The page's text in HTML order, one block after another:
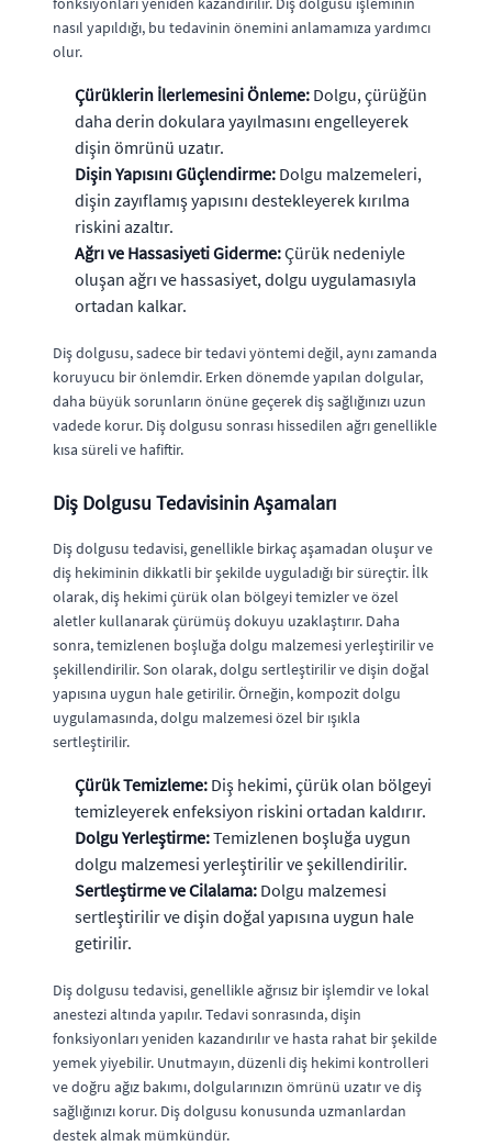
nasıl yapıldığı, bu tedavinin önemini anlamamıza yardımcı
olur.
Çürüklerin İlerlemesini Önleme: Dolgu, çürüğün
daha derin dokulara yayılmasını engelleyerek
dişin ömrünü uzatır.
Dişin Yapısını Güçlendirme: Dolgu malzemeleri,
dişin zayıflamış yapısını destekleyerek kırılma
riskini azaltır.
Ağrı ve Hassasiyeti Giderme:Çürük nedeniyle
oluşan ağrı ve hassasiyet, dolgu uygulamasıyla
ortadan kalkar.
Diş dolgusu, sadece bir tedavi yöntemi değil, aynı zamanda
koruyucu bir önlemdir. Erken dönemde yapılan dolgular,
daha büyük sorunların önüne geçerek diş sağlığınızı uzun
vadede korur. Diş dolgusu sonrası hissedilen ağrı genellikle
kısa süreli ve hafiftir.
Diş Dolgusu Tedavisinin Aşamaları
Diş dolgusu tedavisi, genellikle birkaç aşamadan oluşur ve
diş hekiminin dikkatli bir şekilde uyguladığı bir süreçtir. İlk
olarak, diş hekimi çürük olan bölgeyi temizler ve özel
aletler kullanarak çürümüş dokuyu uzaklaştırır. Daha
sonra, temizlenen boşluğa dolgu malzemesi yerleştirilir ve
şekillendirilir. Son olarak, dolgu sertleştirilir ve dişin doğal
yapısına uygun hale getirilir. Örneğin, kompozit dolgu
uygulamasında, dolgu malzemesi özel bir ışıkla
sertleştirilir.
Çürük Temizleme: Diş hekimi, çürük olan bölgeyi
temizleyerek enfeksiyon riskini ortadan kaldırır.
Dolgu Yerleştirme:Temizlenen boşluğa uygun
dolgu malzemesi yerleştirilir ve şekillendirilir.
Sertleştirme ve Cilalama: Dolgu malzemesi
sertleştirilir ve dişin doğal yapısına uygun hale
getirilir.
Diş dolgusu tedavisi, genellikle ağrısız bir işlemdir ve lokal
anestezi altında yapılır. Tedavi sonrasında, dişin
fonksiyonları yeniden kazandırılır ve hasta rahat bir şekilde
yemek yiyebilir. Unutmayın, düzenli diş hekimi kontrolleri
ve doğru ağız bakımı, dolgularınızın ömrünü uzatır ve diş
sağlığınızı korur. Diş dolgusu konusunda uzmanlardan
destek almak mümkündür.